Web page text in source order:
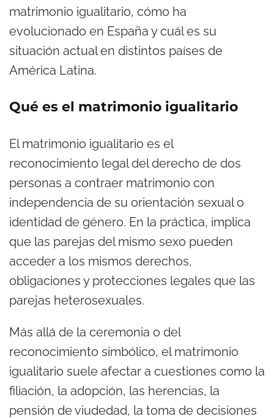
matrimonio igualitario, cómo ha
evolucionado en España y cuál es su
situación actual en distintos países de
América Latina.
Qué es el matrimonio igualitario
El matrimonio igualitario es el
reconocimiento legal del derecho de dos
personas a contraer matrimonio con
independencia de su orientación sexual o
identidad de género. En la práctica, implica
que las parejas del mismo sexo pueden
acceder a los mismos derechos,
obligaciones y protecciones legales que las
parejas heterosexuales.
Más allá de la ceremonia o del
reconocimiento simbólico, el matrimonio
igualitario suele afectar a cuestiones como la
filiación, la adopción, las herencias, la
pensión de viudedad, la toma de decisiones